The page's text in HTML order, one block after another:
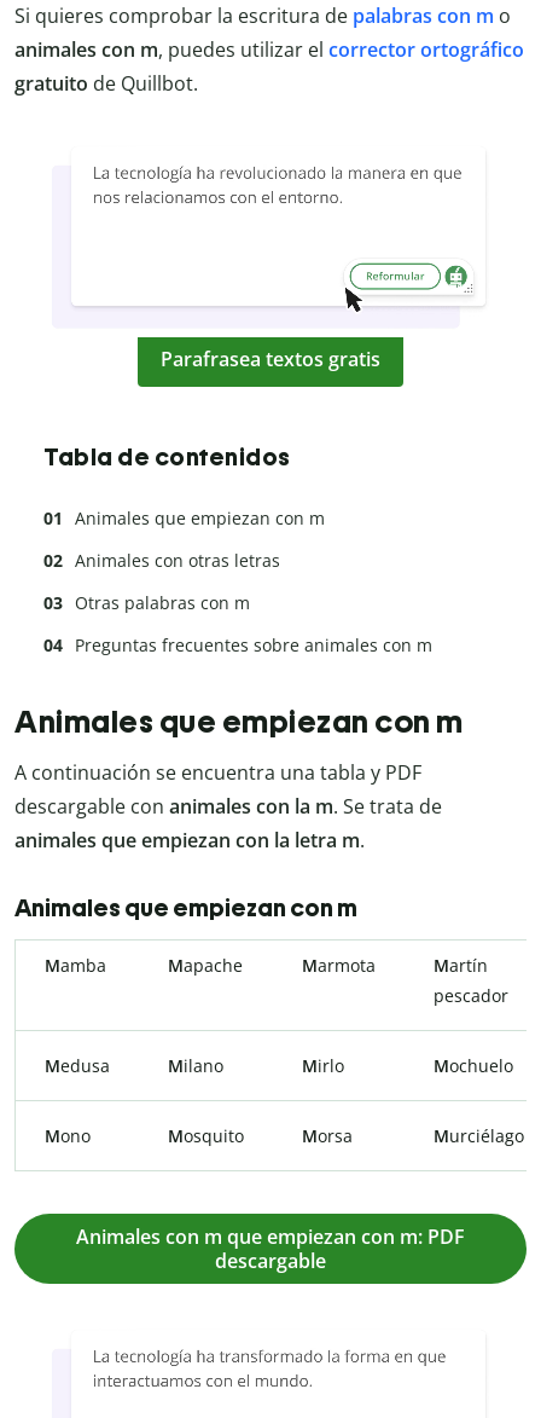
Si quieres comprobar la escritura de palabras con m o
animales con m, puedes utilizar el corrector ortográfico
gratuito de Quillbot.
Parafrasea textos gratis
Tabla de contenidos
Animales que empiezan con m
Animales con otras letras
Otras palabras con m
Preguntas frecuentes sobre animales con m
Animales que empiezan con m
A continuación se encuentra una tabla y PDF
descargable con animales con la m. Se trata de
animales que empiezan con la letra m.
Animales que empiezan con m
Mamba Mapache Marmota Martín
pescador
Medusa Milano Mirlo Mochuelo
Mono Mosquito Morsa Murciélago
Animales con m que empiezan con m: PDF
descargable